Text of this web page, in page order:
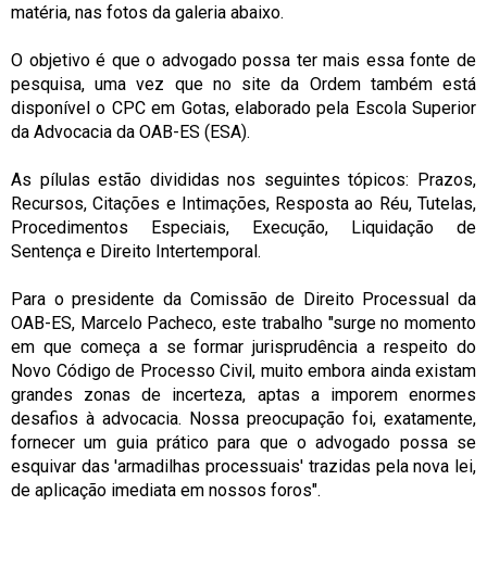
matéria, nas fotos da galeria abaixo.
O objetivo é que o advogado possa ter mais essa fonte de
pesquisa, uma vez que no site da Ordem também está
disponível o CPC em Gotas, elaborado pela Escola Superior
da Advocacia da OAB-ES (ESA).
As pílulas estão divididas nos seguintes tópicos: Prazos,
Recursos, Citações e Intimações, Resposta ao Réu, Tutelas,
Procedimentos Especiais, Execução, Liquidação de
Sentença e Direito Intertemporal.
Para o presidente da Comissão de Direito Processual da
OAB-ES, Marcelo Pacheco, este trabalho "surge no momento
em que começa a se formar jurisprudência a respeito do
Novo Código de Processo Civil, muito embora ainda existam
grandes zonas de incerteza, aptas a imporem enormes
desafios à advocacia. Nossa preocupação foi, exatamente,
fornecer um guia prático para que o advogado possa se
esquivar das 'armadilhas processuais' trazidas pela nova lei,
de aplicação imediata em nossos foros".